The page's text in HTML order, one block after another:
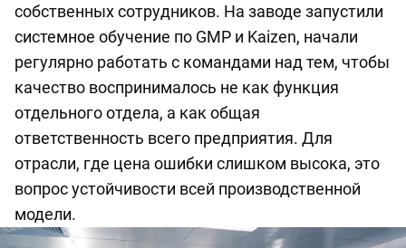
собственных сотрудников. На заводе запустили
системное обучение по GMP и Kaizen, начали
регулярно работать с командами над тем, чтобы
качество воспринималось не как функция
отдельного отдела, а как общая
ответственность всего предприятия. Для
отрасли, где цена ошибки слишком высока, это
вопрос устойчивости всей производственной
модели.